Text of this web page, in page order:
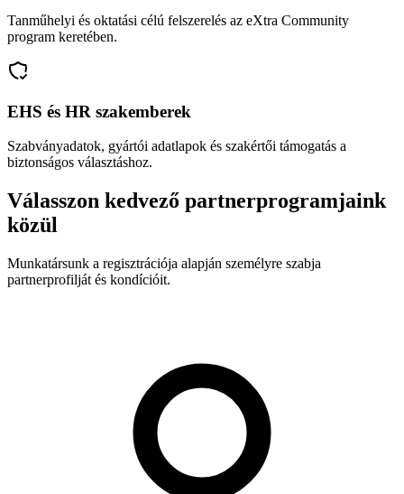
Tanműhelyi és oktatási célú felszerelés az eXtra Community
program keretében.
EHS és HR szakemberek
Szabványadatok, gyártói adatlapok és szakértői támogatás a
biztonságos választáshoz.
Válasszon kedvező partnerprogramjaink
közül
Munkatársunk a regisztrációja alapján személyre szabja
partnerprofilját és kondícióit.